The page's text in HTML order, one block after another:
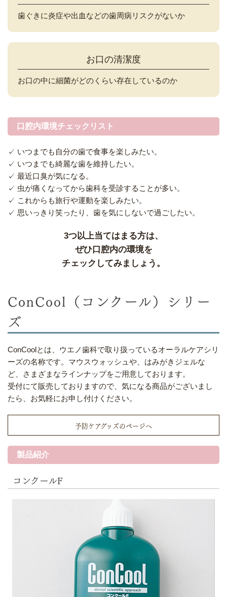
歯ぐきに炎症や出血などの歯周病リスクがないか
お口の清潔度
お口の中に細菌がどのくらい存在しているのか
口腔内環境チェックリスト
✓ いつまでも自分の歯で食事を楽しみたい。
✓ いつまでも綺麗な歯を維持したい。
✓ 最近口臭が気になる。
✓ 虫が痛くなってから歯科を受診することが多い。
✓ これからも旅行や運動を楽しみたい。
✓ 思いっきり笑ったり、歯を気にしないで過ごしたい。
3つ以上当てはまる方は、
ぜひ口腔内の環境を
チェックしてみましょう。
ConCool（コンクール）シリー
ズ
ConCoolとは、ウエノ歯科で取り扱っているオーラルケアシリ
ーズの名称です。マウスウォッシュや、はみがきジェルな
ど、さまざまなラインナップをご用意しております。
受付にて販売しておりますので、気になる商品がございまし
たら、お気軽にお申し付けください。
予防ケアグッズのページへ
製品紹介
コンクールF